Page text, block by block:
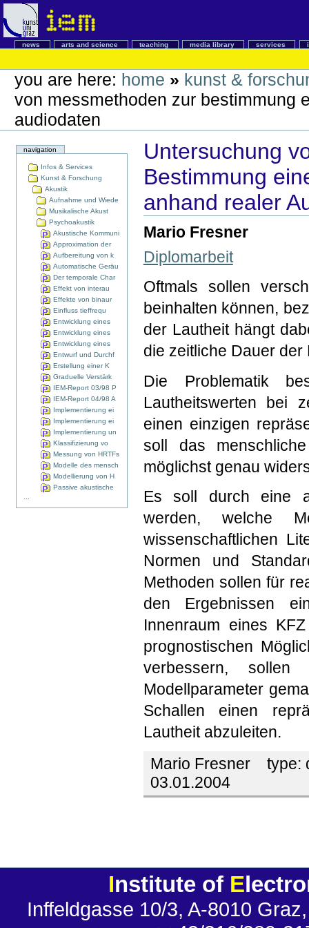
news arts and science teaching media library services
you are here: home » kunst &
von messmethoden zur bestimmung
audiodaten
navigation
Infos & Services
Kunst & Forschung
Akustik
Aufnahme und Wiede
Musikalische Akust
Psychoakustik
Akustische Kommuni
Approximation der
Aufbereitung von k
Automatische Geräu
Der temporale Char
Effekt von interau
Effekte von binaur
Einfluss tieffrequ
Entwicklung eines
Entwicklung eines
Entwicklung eines
Entwurf und Durchf
Erstellung einer K
Graduelle Verstärk
IEM-Report 03/98 P
IEM-Report 04/98 A
Implementierung ei
Implementierung ei
Implementierung un
Klassifizierung vo
Messung von HRTFs
Modelle des mensch
Modellierung von H
Passive akustische
Untersuchung
Bestimmung
anhand realer
Mario Fresner
Diplomarbeit
Oftmals sollen
beinhalten können,
der Lautheit hängt
die zeitliche Dauer
Die Problematik
Lautheitswerten bei
einen einzigen
soll das
möglichst genau
Es soll durch eine
werden, welche
wissenschaftlichen
Normen und
Methoden sollen für
den Ergebnissen
Innenraum eines
prognostischen
verbessern,
Modellparameter
Schallen einen
Lautheit abzuleiten.
Mario Fresnertype:
03.01.2004
Institute of E
Inffeldgasse 10/3, A-8010